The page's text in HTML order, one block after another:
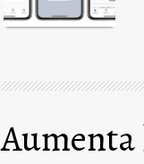
Aumenta